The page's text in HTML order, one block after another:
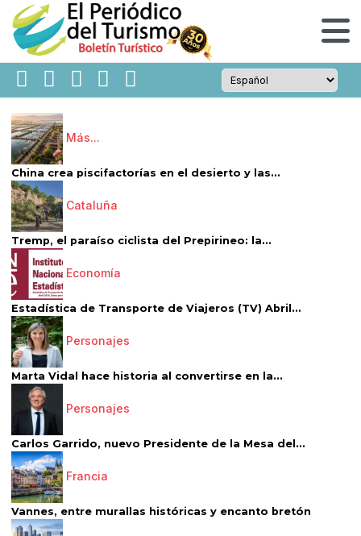
Más...
China crea piscifactorías en el desierto y las...
Cataluña
Tremp, el paraíso ciclista del Prepirineo: la...
Economía
Estadística de Transporte de Viajeros (TV) Abril...
Personajes
Marta Vidal hace historia al convertirse en la...
Personajes
Carlos Garrido, nuevo Presidente de la Mesa del...
Francia
Vannes, entre murallas históricas y encanto bretón